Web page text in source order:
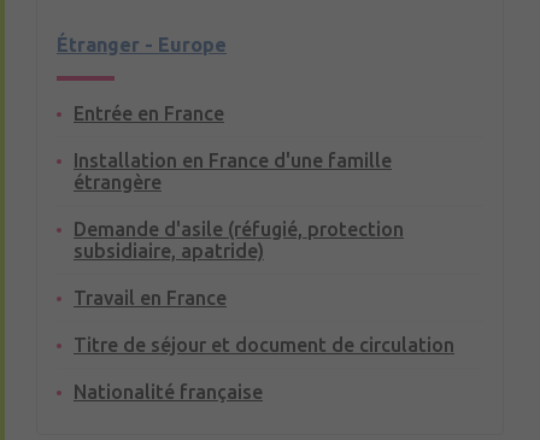
Étranger - Europe
Entrée en France
Installation en France d'une famille
étrangère
Demande d'asile (réfugié, protection
subsidiaire, apatride)
Travail en France
Titre de séjour et document de circulation
Nationalité française